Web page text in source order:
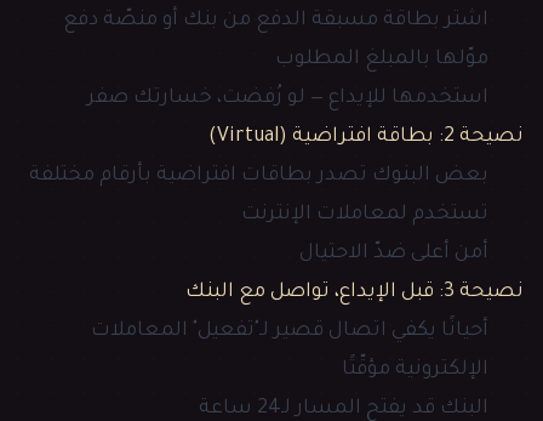
اشتر بطاقة مسبقة الدفع من بنك أو منصّة دفع
موّلها بالمبلغ المطلوب
استخدمها للإيداع — لو رُفضت، خسارتك صفر
نصيحة 2: بطاقة افتراضية (Virtual)
بعض البنوك تصدر بطاقات افتراضية بأرقام مختلفة
تستخدم لمعاملات الإنترنت
أمن أعلى ضدّ الاحتيال
نصيحة 3: قبل الإيداع، تواصل مع البنك
أحيانًا يكفي اتصال قصير لـ"تفعيل" المعاملات
الإلكترونية مؤقّتًا
البنك قد يفتح المسار لـ24 ساعة